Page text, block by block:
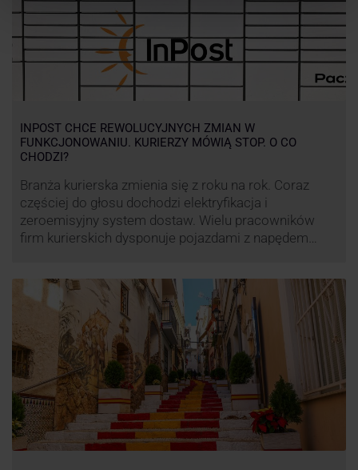
INPOST CHCE REWOLUCYJNYCH ZMIAN W
FUNKCJONOWANIU. KURIERZY MÓWIĄ STOP. O CO
CHODZI?
Branża kurierska zmienia się z roku na rok. Coraz
częściej do głosu dochodzi elektryfikacja i
zeroemisyjny system dostaw. Wielu pracowników
firm kurierskich dysponuje pojazdami z napędem
ale też sposobie rozliczania pracy postanowił
wprowadzić również InPost. To wzbudziło ogromny
sprzeciw pracowników …